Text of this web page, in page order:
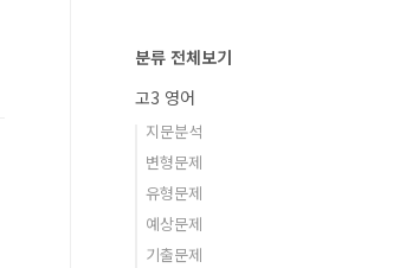
분류 전체보기
고3 영어
지문분석
변형문제
유형문제
예상문제
기출문제